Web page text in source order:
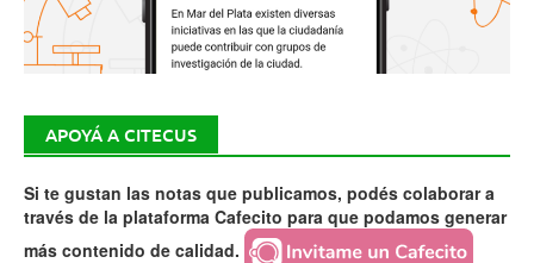
APOYÁ A CITECUS
Si te gustan las notas que publicamos, podés colaborar a
través de la plataforma Cafecito para que podamos generar
más contenido de calidad.